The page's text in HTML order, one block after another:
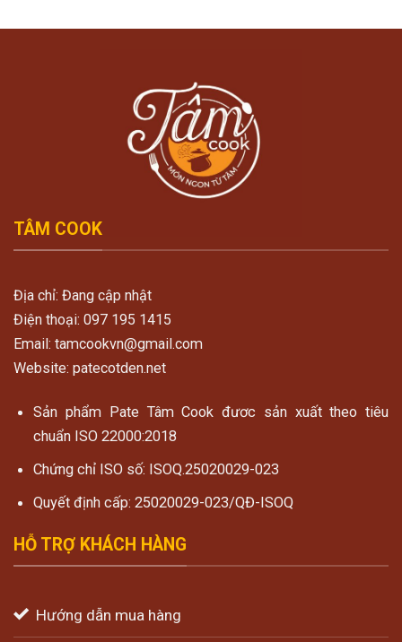
TÂM COOK
Địa chỉ: Đang cập nhật
Điện thoại: 097 195 1415
Email: tamcookvn@gmail.com
Website: patecotden.net
Sản phẩm Pate Tâm Cook đươc sản xuất theo tiêu
chuẩn ISO 22000:2018
Chứng chỉ ISO số: ISOQ.25020029-023
Quyết định cấp: 25020029-023/QĐ-ISOQ
HỖ TRỢ KHÁCH HÀNG
Hướng dẫn mua hàng